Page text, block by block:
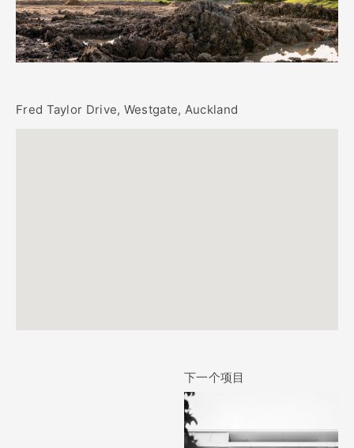
Fred Taylor Drive, Westgate, Auckland
下一个项目